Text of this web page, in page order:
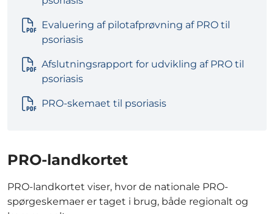
Evaluering af pilotafprøvning af PRO til
psoriasis
Afslutningsrapport for udvikling af PRO til
psoriasis
PRO-skemaet til psoriasis
PRO-landkortet
PRO-landkortet viser, hvor de nationale PRO-
spørgeskemaer er taget i brug, både regionalt og